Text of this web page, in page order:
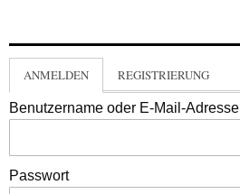
ANMELDEN REGISTRIERUNG
Benutzername oder E-Mail-Adresse
Passwort